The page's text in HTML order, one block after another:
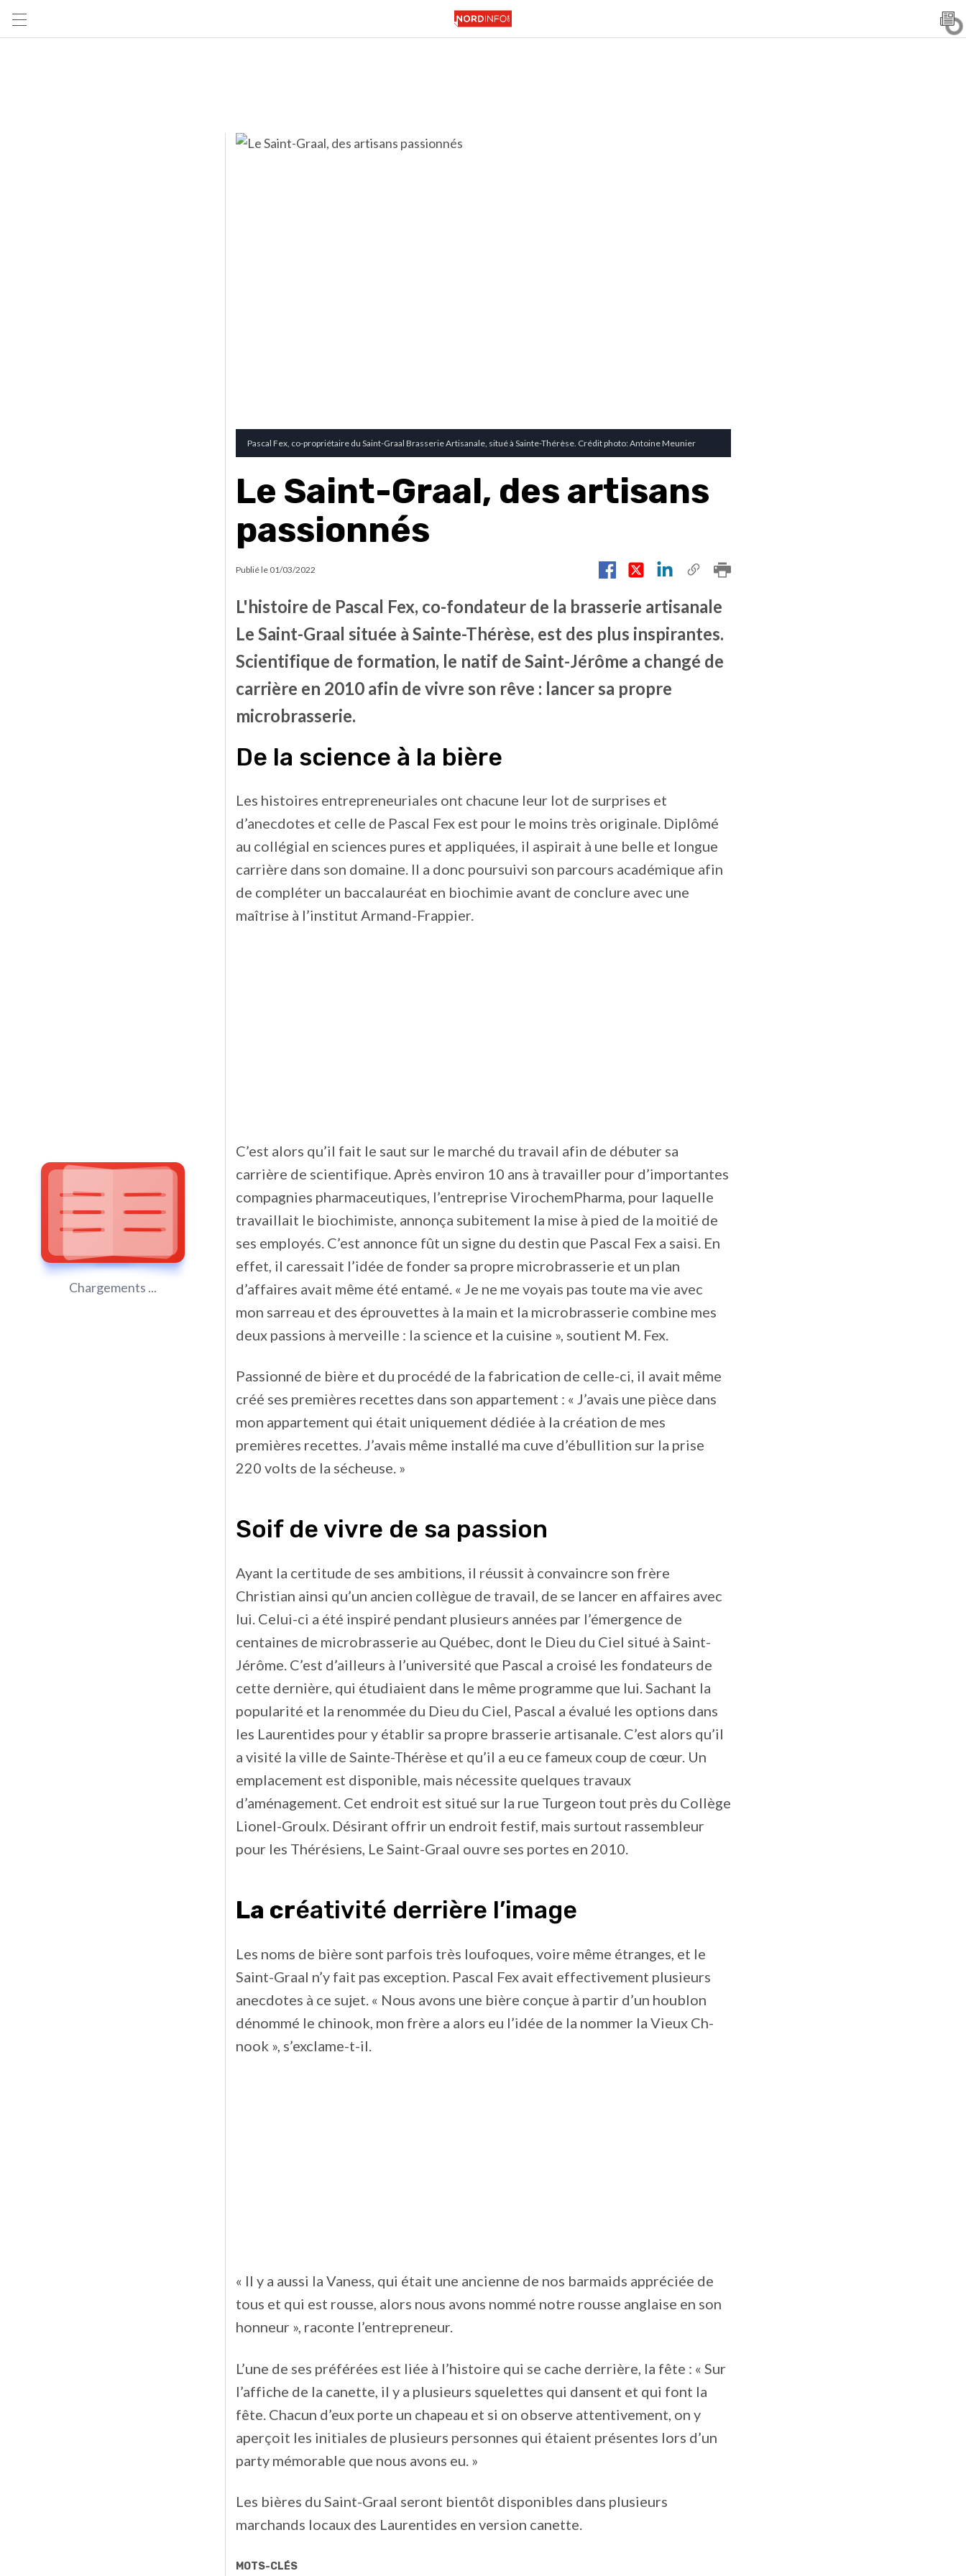
Chargements ...
Pascal Fex, co-propriétaire du Saint-Graal Brasserie Artisanale, situé à Sainte-Thérèse. Crédit photo: Antoine Meunier
Le Saint-Graal, des artisans
passionnés
Publié le 01/03/2022
L'histoire de Pascal Fex, co-fondateur de la brasserie artisanale
Le Saint-Graal située à Sainte-Thérèse, est des plus inspirantes.
Scientifique de formation, le natif de Saint-Jérôme a changé de
carrière en 2010 afin de vivre son rêve : lancer sa propre
microbrasserie.
De la science à la bière
Les histoires entrepreneuriales ont chacune leur lot de surprises et
d’anecdotes et celle de Pascal Fex est pour le moins très originale. Diplômé
au collégial en sciences pures et appliquées, il aspirait à une belle et longue
carrière dans son domaine. Il a donc poursuivi son parcours académique afin
de compléter un baccalauréat en biochimie avant de conclure avec une
maîtrise à l’institut Armand-Frappier.
C’est alors qu’il fait le saut sur le marché du travail afin de débuter sa
carrière de scientifique. Après environ 10 ans à travailler pour d’importantes
compagnies pharmaceutiques, l’entreprise VirochemPharma, pour laquelle
travaillait le biochimiste, annonça subitement la mise à pied de la moitié de
ses employés. C’est annonce fût un signe du destin que Pascal Fex a saisi. En
effet, il caressait l’idée de fonder sa propre microbrasserie et un plan
d’affaires avait même été entamé. « Je ne me voyais pas toute ma vie avec
mon sarreau et des éprouvettes à la main et la microbrasserie combine mes
deux passions à merveille : la science et la cuisine », soutient M. Fex.
Passionné de bière et du procédé de la fabrication de celle-ci, il avait même
créé ses premières recettes dans son appartement : « J’avais une pièce dans
mon appartement qui était uniquement dédiée à la création de mes
premières recettes. J’avais même installé ma cuve d’ébullition sur la prise
220 volts de la sécheuse. »
Soif de vivre de sa passion
Ayant la certitude de ses ambitions, il réussit à convaincre son frère
Christian ainsi qu’un ancien collègue de travail, de se lancer en affaires avec
lui. Celui-ci a été inspiré pendant plusieurs années par l’émergence de
centaines de microbrasserie au Québec, dont le Dieu du Ciel situé à Saint-
Jérôme. C’est d’ailleurs à l’université que Pascal a croisé les fondateurs de
cette dernière, qui étudiaient dans le même programme que lui. Sachant la
popularité et la renommée du Dieu du Ciel, Pascal a évalué les options dans
les Laurentides pour y établir sa propre brasserie artisanale. C’est alors qu’il
a visité la ville de Sainte-Thérèse et qu’il a eu ce fameux coup de cœur. Un
emplacement est disponible, mais nécessite quelques travaux
d’aménagement. Cet endroit est situé sur la rue Turgeon tout près du Collège
Lionel-Groulx. Désirant offrir un endroit festif, mais surtout rassembleur
pour les Thérésiens, Le Saint-Graal ouvre ses portes en 2010.
La créativité derrière l’image
Les noms de bière sont parfois très loufoques, voire même étranges, et le
Saint-Graal n’y fait pas exception. Pascal Fex avait effectivement plusieurs
anecdotes à ce sujet. « Nous avons une bière conçue à partir d’un houblon
dénommé le chinook, mon frère a alors eu l’idée de la nommer la Vieux Ch-
nook », s’exclame-t-il.
« Il y a aussi la Vaness, qui était une ancienne de nos barmaids appréciée de
tous et qui est rousse, alors nous avons nommé notre rousse anglaise en son
honneur », raconte l’entrepreneur.
L’une de ses préférées est liée à l’histoire qui se cache derrière, la fête : « Sur
l’affiche de la canette, il y a plusieurs squelettes qui dansent et qui font la
fête. Chacun d’eux porte un chapeau et si on observe attentivement, on y
aperçoit les initiales de plusieurs personnes qui étaient présentes lors d’un
party mémorable que nous avons eu. »
Les bières du Saint-Graal seront bientôt disponibles dans plusieurs
marchands locaux des Laurentides en version canette.
MOTS-CLÉS